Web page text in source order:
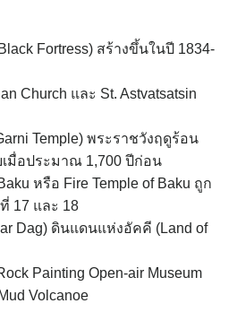
Fortress) สร้างขึ้นในปี 1834-
Church และ St. Astvatsatsin
Temple) พระราชวังฤดูร้อน
เมื่อประมาณ 1,700 ปีก่อน
หรือ Fire Temple of Baku ถูก
17 และ 18
Dag) ดินแดนแห่งอัคคี (Land of
Painting Open-air Museum
Volcanoe